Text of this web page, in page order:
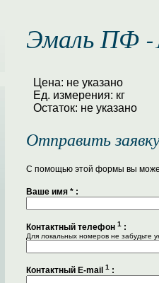
Эмаль ПФ -
Цена: не указано
Ед. измерения: кг
Остаток: не указано
Отправить
С помощью этой формы вы
Ваше имя * :
Контактный телефон 1 :
Для локальных номеров не забудьте
Контактный E-mail 1 :